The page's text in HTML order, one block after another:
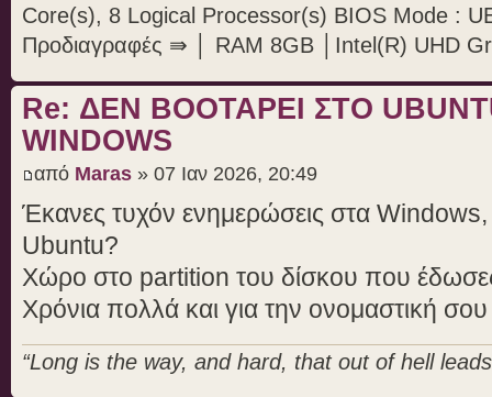
Core(s), 8 Logical Processor(s) BIOS Mode :
Προδιαγραφές ⇛ │ RAM 8GB │Intel(R) UHD
Re: ΔΕΝ BOOTAΡΕΙ ΣΤΟ
WINDOWS
από Maras » 07 Ιαν 2026, 20:49
Έκανες τυχόν ενημερώσεις στα
Ubuntu?
Χώρο στο partition του δίσκου που
Χρόνια πολλά και για την ονομαστική
“Long is the way, and hard, that out of hell